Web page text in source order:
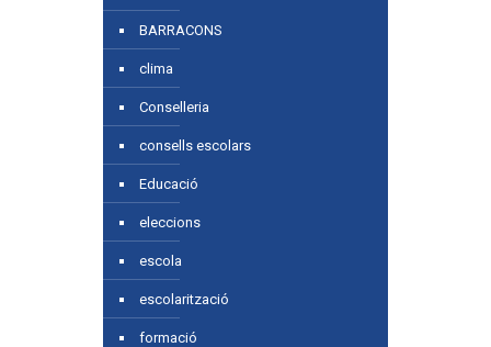
BARRACONS
clima
Conselleria
consells escolars
Educació
eleccions
escola
escolarització
formació